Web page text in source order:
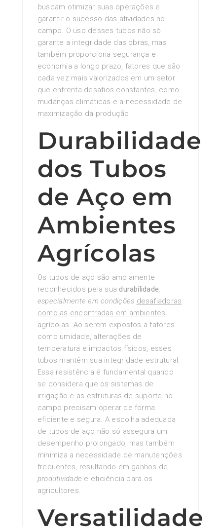
buscam otimizar suas operações e
garantir o sucesso das atividades no
campo. O uso desses tubos não só
garante a integridade das obras, mas
também proporciona segurança e
economia a longo prazo, fatores que são
cada vez mais valorizados em um setor
que enfrenta desafios constantes, como
mudanças climáticas e a necessidade de
maximização da produção.
Durabilidade
dos Tubos
de Aço em
Ambientes
Agrícolas
Os tubos de aço são amplamente
reconhecidos pela sua durabilidade,
especialmente em condições desafiadoras
como as encontradas em ambientes
agrícolas. Ao serem expostos a fatores
como umidade, alterações de
temperatura e impactos físicos, esses
tubos mantêm sua integridade estrutural.
Essa resistência é fundamental quando
se considera que os sistemas de
irrigação e as estruturas de suporte no
campo precisam operar de forma
eficiente e segura. A escolha adequada
de tubos de aço não só assegura um
desempenho prolongado, mas também
minimiza a necessidade de manutenções
frequentes, resultando em ganhos de
produtividade e eficiência para os
agricultores.
Versatilidade